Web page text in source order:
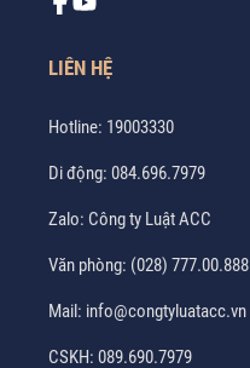
LIÊN HỆ
Hotline: 19003330
Di động: 084.696.7979
Zalo: Công ty Luật ACC
Văn phòng: (028) 777.00.888
Mail: info@congtyluatacc.vn
CSKH: 089.690.7979